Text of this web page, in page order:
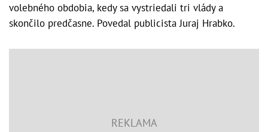
volebného obdobia, kedy sa vystriedali tri vlády a
skončilo predčasne. Povedal publicista Juraj Hrabko.